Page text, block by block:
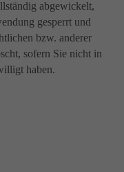
abgewickelt,
gesperrt und
bzw. anderer
sofern Sie nicht in
haben.